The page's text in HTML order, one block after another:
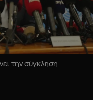
την σύγκληση